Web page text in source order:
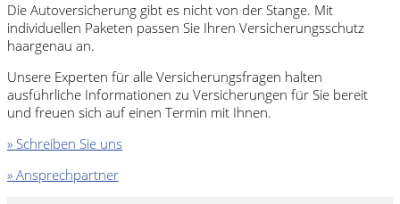
Die Autoversicherung gibt es nicht von der Stange. Mit
individuellen Paketen passen Sie Ihren Versicherungsschutz
haargenau an.
Unsere Experten für alle Versicherungsfragen halten
ausführliche Informationen zu Versicherungen für Sie bereit
und freuen sich auf einen Termin mit Ihnen.
» Schreiben Sie uns
» Ansprechpartner